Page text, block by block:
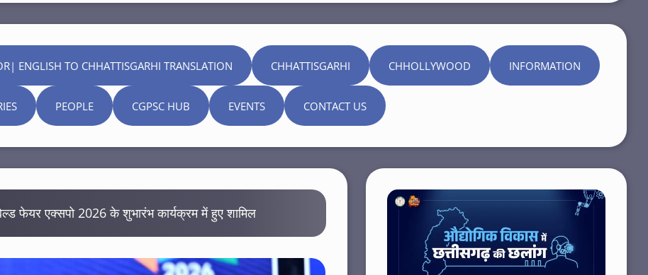
ENGLISH TO CHHATTISGARHI TRANSLATION CHHATTISGARHI CHHOLLYWOOD INFORMATION
PEOPLE CGPSC HUB EVENTS CONTACT US
फेयर एक्सपो 2026 के शुभारंभ कार्यक्रम में हुए शामिल